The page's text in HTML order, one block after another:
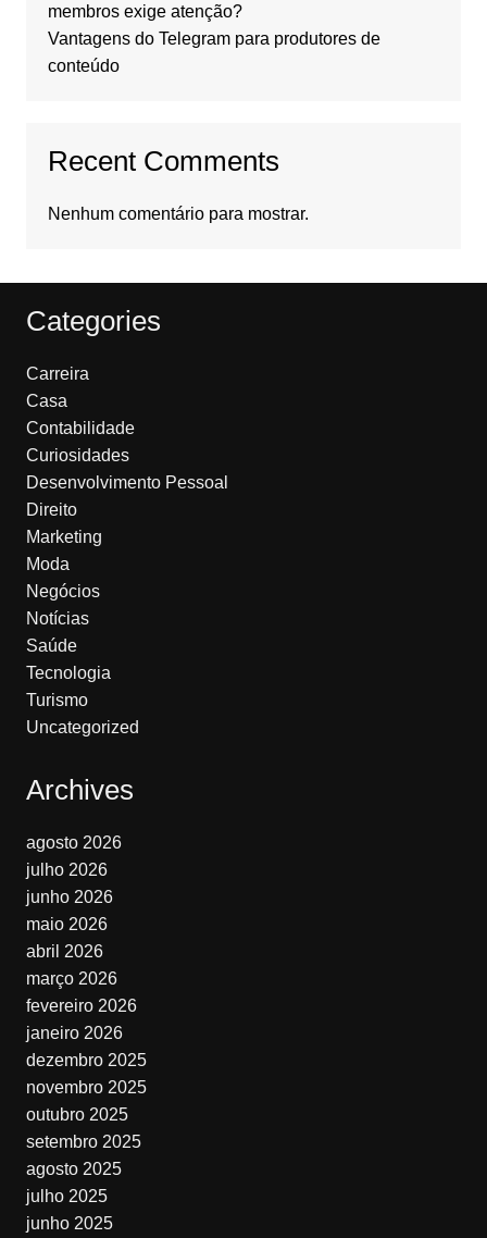
membros exige atenção?
Vantagens do Telegram para produtores de
conteúdo
Recent Comments
Nenhum comentário para mostrar.
Categories
Carreira
Casa
Contabilidade
Curiosidades
Desenvolvimento Pessoal
Direito
Marketing
Moda
Negócios
Notícias
Saúde
Tecnologia
Turismo
Uncategorized
Archives
agosto 2026
julho 2026
junho 2026
maio 2026
abril 2026
março 2026
fevereiro 2026
janeiro 2026
dezembro 2025
novembro 2025
outubro 2025
setembro 2025
agosto 2025
julho 2025
junho 2025